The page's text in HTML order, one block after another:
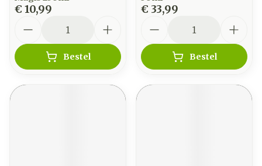
€ 10,99
Bestel
€ 33,99
Bestel